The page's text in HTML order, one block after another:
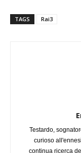
TAGS Rai3
Testardo,
curioso
continua ricerca